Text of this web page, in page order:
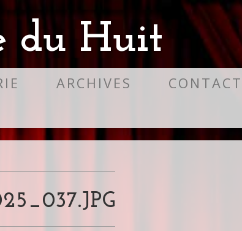
du Huit
ARCHIVES
CONTACT